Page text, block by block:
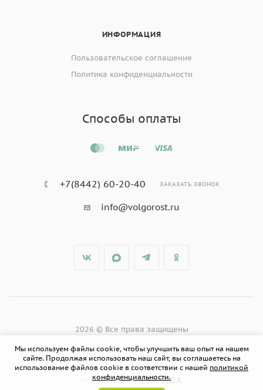
ИНФОРМАЦИЯ
Пользовательское соглашение
Политика конфиденциальности
Способы оплаты
+7(8442) 60-20-40 ЗАКАЗАТЬ ЗВОНОК
info@volgorost.ru
2026 © Все права защищены
Разработано в PR-VOLGA
Мы используем файлы cookie, чтобы улучшить ваш опыт на нашем
сайте. Продолжая использовать наш сайт, вы соглашаетесь на
использование файлов cookie в соответствии с нашей политикой
конфиденциальности.